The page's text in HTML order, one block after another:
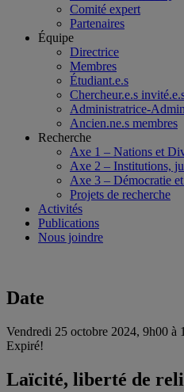
Comité expert
Partenaires
Équipe
Directrice
Membres
Étudiant.e.s
Chercheur.e.s
Administratrice-
Ancien.ne.s membres
Recherche
Axe 1 – Nations et
Axe 2 – Institutions,
Axe 3 – Démocratie
Projets de recherche
Activités
Publications
Nous joindre
Date
Vendredi 25 octobre 2024, 9h00 à
Expiré!
Laïcité, liberté de